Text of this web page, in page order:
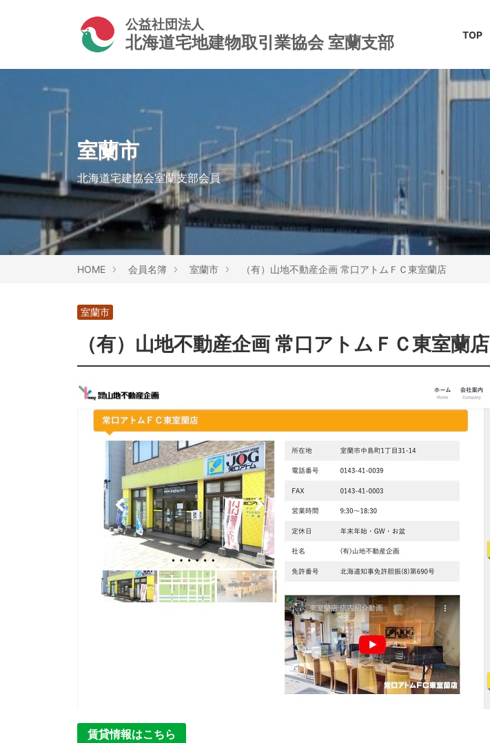
公益社団法人
北海道宅地建物取引業協会室蘭支部 TOP
室蘭市
北海道宅建協会室蘭支部会員
HOME 会員名簿 室蘭市 （有）山地不動産企画 常口アトムＦＣ東室蘭店
室蘭市
（有）山地不動産企画 常口アトムＦＣ東室蘭店
賃貸情報はこちら